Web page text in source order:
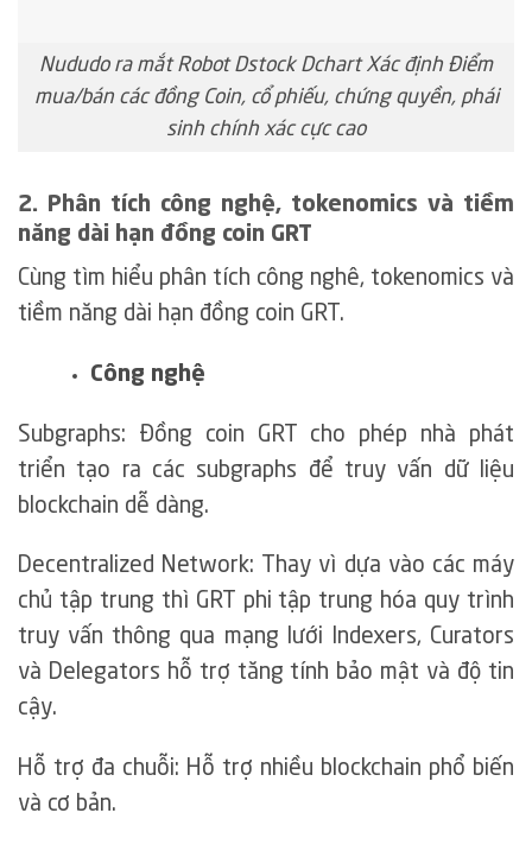
Nududo ra mắt Robot Dstock Dchart Xác định Điểm
mua/bán các đồng Coin, cổ phiếu, chứng quyền, phái
sinh chính xác cực cao
2. Phân tích công nghệ, tokenomics và tiềm
năng dài hạn đồng coin GRT
Cùng tìm hiểu phân tích công nghê, tokenomics và
tiềm năng dài hạn đồng coin GRT.
Công nghệ
Subgraphs: Đồng coin GRT cho phép nhà phát
triển tạo ra các subgraphs để truy vấn dữ liệu
blockchain dễ dàng.
Decentralized Network: Thay vì dựa vào các máy
chủ tập trung thì GRT phi tập trung hóa quy trình
truy vấn thông qua mạng lưới Indexers, Curators
và Delegators hỗ trợ tăng tính bảo mật và độ tin
cậy.
Hỗ trợ đa chuỗi: Hỗ trợ nhiều blockchain phổ biến
và cơ bản.